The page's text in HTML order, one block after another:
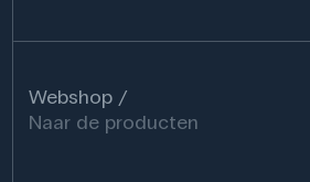
Webshop
Naar de producten